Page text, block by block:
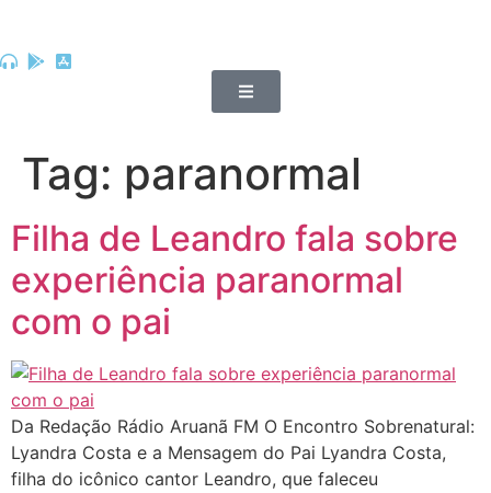
Tag: paranormal
Filha de Leandro fala sobre
experiência paranormal
com o pai
Da Redação Rádio Aruanã FM O Encontro Sobrenatural:
Lyandra Costa e a Mensagem do Pai Lyandra Costa,
filha do icônico cantor Leandro, que faleceu